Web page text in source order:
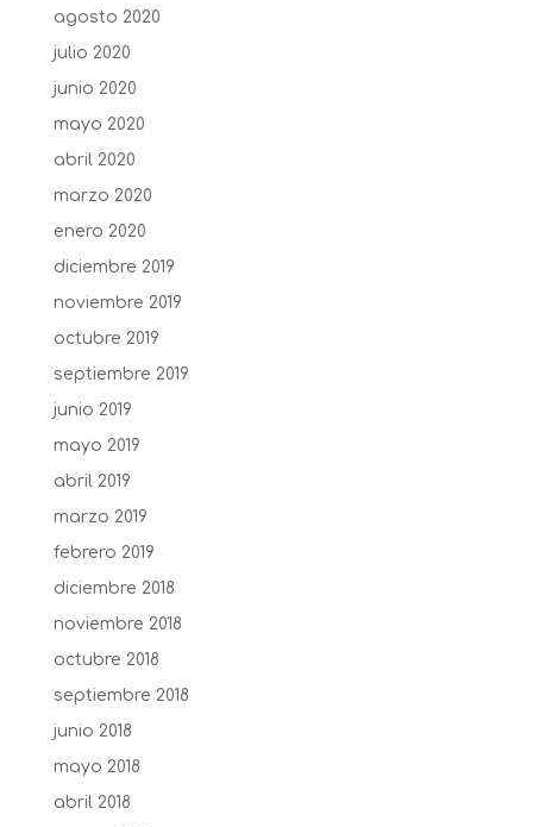
agosto 2020
julio 2020
junio 2020
mayo 2020
abril 2020
marzo 2020
enero 2020
diciembre 2019
noviembre 2019
octubre 2019
septiembre 2019
junio 2019
mayo 2019
abril 2019
marzo 2019
febrero 2019
diciembre 2018
noviembre 2018
octubre 2018
septiembre 2018
junio 2018
mayo 2018
abril 2018